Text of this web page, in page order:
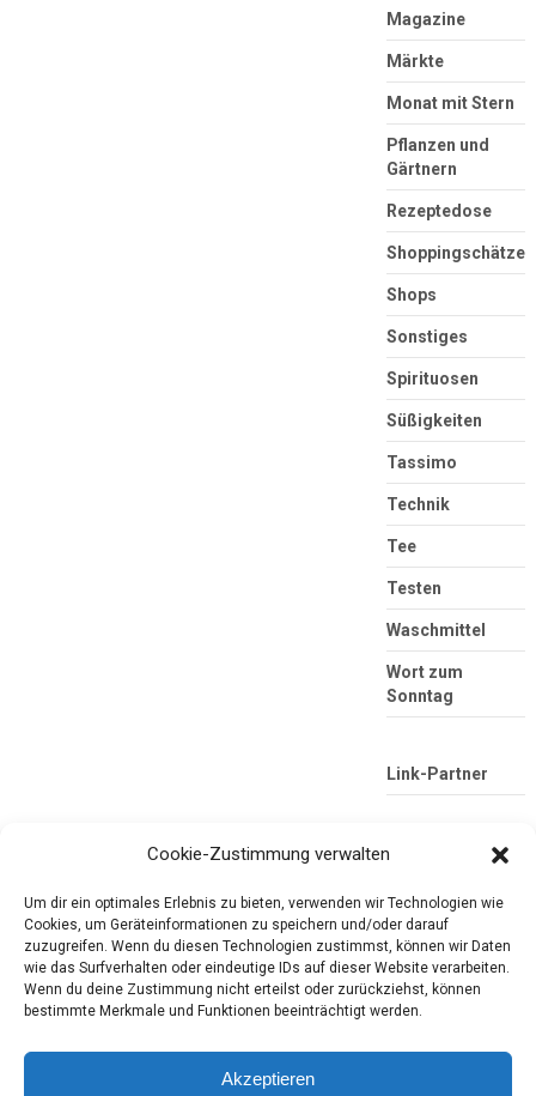
Magazine
Märkte
Monat mit Stern
Pflanzen und
Gärtnern
Rezeptedose
Shoppingschätze
Shops
Sonstiges
Spirituosen
Süßigkeiten
Tassimo
Technik
Tee
Testen
Waschmittel
Wort zum
Sonntag
Link-Partner
Tester-Paradies
Produkttests und Alltag
Cookie-Zustimmung verwalten
Um dir ein optimales Erlebnis zu bieten, verwenden wir Technologien wie
Cookies, um Geräteinformationen zu speichern und/oder darauf
zuzugreifen. Wenn du diesen Technologien zustimmst, können wir Daten
wie das Surfverhalten oder eindeutige IDs auf dieser Website verarbeiten.
Wenn du deine Zustimmung nicht erteilst oder zurückziehst, können
bestimmte Merkmale und Funktionen beeinträchtigt werden.
Akzeptieren
Die mobile Version verlassen